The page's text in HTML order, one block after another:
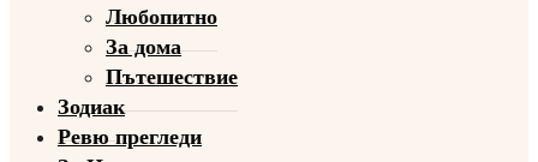
Любопитно
За дома
Пътешествие
Зодиак
Ревю прегледи